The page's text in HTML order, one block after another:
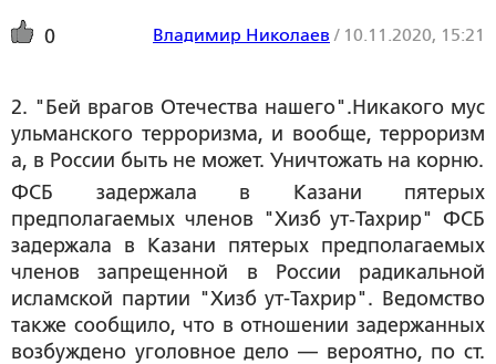
0 Владимир Николаев / 10.11.2020, 15:21
2. "Бей врагов Отечества нашего".Никакого мус
ульманского терроризма, и вообще, терроризм
а, в России быть не может. Уничтожать на корню.
ФСБ задержала в Казани пятерых
предполагаемых членов "Хизб ут‑Тахрир" ФСБ
задержала в Казани пятерых предполагаемых
членов запрещенной в России радикальной
исламской партии "Хизб ут-Тахрир". Ведомство
также сообщило, что в отношении задержанных
возбуждено уголовное дело — вероятно, по ст.